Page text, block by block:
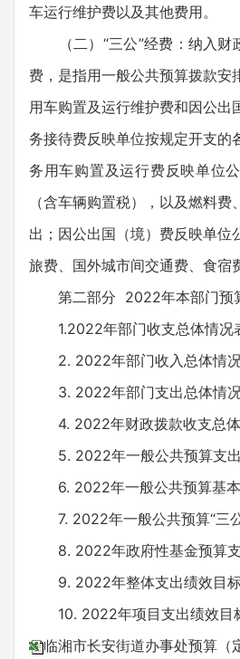
车运行维护费以及其他费用。
（二）“三公”经费：纳入财
费，是指用一般公共预算拨款安
用车购置及运行维护费和因公出
务接待费反映单位按规定开支的
务用车购置及运行费反映单位
（含车辆购置税），以及燃料
出；因公出国（境）费反映单位
旅费、国外城市间交通费、食宿
第二部分 2022年本部门预
1.2022年部门收支总体情况
2. 2022年部门收入总体情
3. 2022年部门支出总体情
4. 2022年财政拨款收支总体
5. 2022年一般公共预算支
6. 2022年一般公共预算基本
7. 2022年一般公共预算“三
8. 2022年政府性基金预算支
9. 2022年整体支出绩效目
10. 2022年项目支出绩效目
临湘市长安街道办事处预算（